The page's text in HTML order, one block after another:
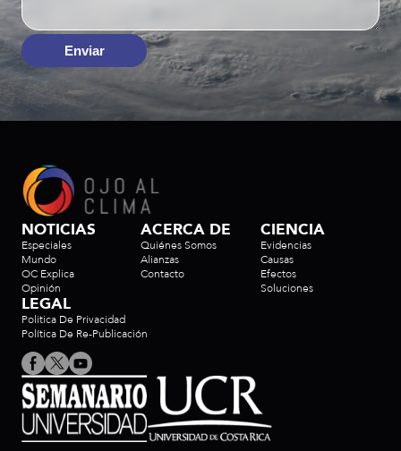
Enviar
NOTICIAS
Especiales
Mundo
OC Explica
Opinión
CIENCIA
Evidencias
Causas
Efectos
Soluciones
ACERCA DE
Quiénes Somos
Alianzas
Contacto
LEGAL
Politica De Privacidad
Política De Re-Publicación